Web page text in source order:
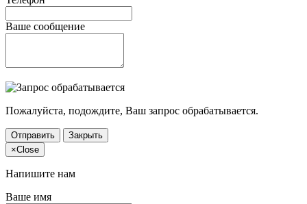
Ваше сообщение
Пожалуйста, подождите, Ваш запрос обрабатывается.
Отправить
Закрыть
×Close
Напишите нам
Ваше имя